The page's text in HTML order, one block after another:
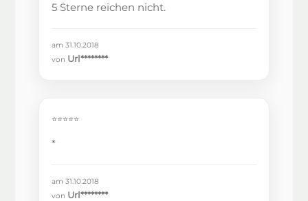
5 Sterne reichen nicht.
am 31.10.2018
von Url********
⭐⭐⭐⭐⭐
*
am 31.10.2018
von Url********